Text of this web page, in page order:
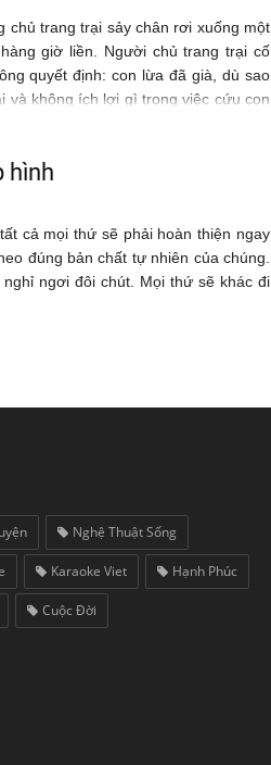
chủ trang trại sảy chân rơi xuống một
giờ liền. Người chủ trang trại cố
quyết định: con lừa đã già, dù sao
và không ích lợi gì trong việc cứu con
hình
cả mọi thứ sẽ phải hoàn thiện ngay
đúng bản chất tự nhiên của chúng.
ngơi đôi chút. Mọi thứ sẽ khác đi
Nghệ Thuật Sống
Karaoke Viet Hạnh Phúc
Cuộc Đời